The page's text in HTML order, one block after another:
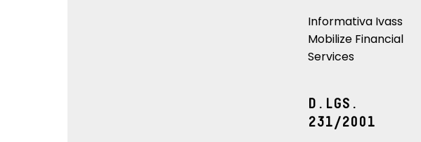
Informativa Ivass
Mobilize Financial
Services
D.LGS.
231/2001